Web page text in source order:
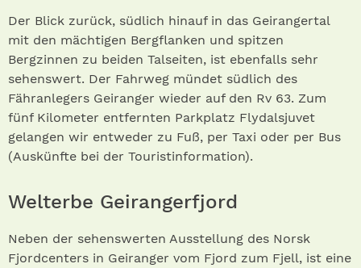
Der Blick zurück, südlich hinauf in das Geirangertal
mit den mächtigen Bergflanken und spitzen
Bergzinnen zu beiden Talseiten, ist ebenfalls sehr
sehenswert. Der Fahrweg mündet südlich des
Fähranlegers Geiranger wieder auf den Rv 63. Zum
fünf Kilometer entfernten Parkplatz Flydalsjuvet
gelangen wir entweder zu Fuß, per Taxi oder per Bus
(Auskünfte bei der Touristinformation).
Welterbe Geirangerfjord
Neben der sehenswerten Ausstellung des Norsk
Fjordcenters in Geiranger vom Fjord zum Fjell, ist eine